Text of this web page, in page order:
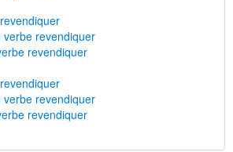
verbe revendiquer
revendiquer
revendiquer
revendiquer